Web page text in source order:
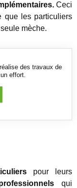
Ceci
que les particuliers
mèche.
des travaux de
effort.
pour leurs
qui